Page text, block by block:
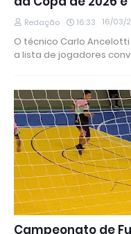
Redação 16:33 16/03/
O técnico Carlo
a lista de jogadores
Campeonato de